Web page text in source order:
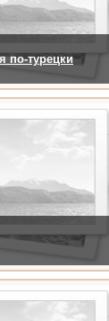
по-турецки